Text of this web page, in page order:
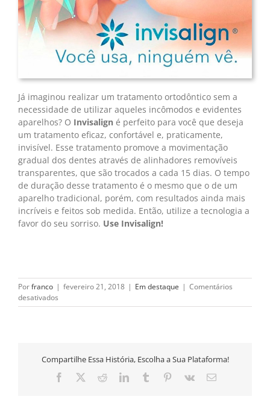
Já imaginou realizar um tratamento ortodôntico sem a
necessidade de utilizar aqueles incômodos e evidentes
aparelhos? O Invisalign é perfeito para você que deseja
um tratamento eficaz, confortável e, praticamente,
invisível. Esse tratamento promove a movimentação
gradual dos dentes através de alinhadores removíveis
transparentes, que são trocados a cada 15 dias. O tempo
de duração desse tratamento é o mesmo que o de um
aparelho tradicional, porém, com resultados ainda mais
incríveis e feitos sob medida. Então, utilize a tecnologia a
favor do seu sorriso. Use Invisalign!
Porfranco | fevereiro 21, 2018 | Em destaque | Comentários
desativados
Invisalign.
Compartilhe Essa História, Escolha a Sua Plataforma!
Facebook RedditLinkedInTumblr Pinterest
Vk
E-